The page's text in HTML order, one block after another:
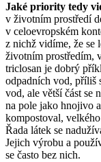
Jaké priority tedy
v životním prostředí
v celoevropském
z nichž vidíme, že se
životním prostředím,
triclosan je dobrý
odpadních vod, příliš
vod, ale větší část se
na pole jako hnojivo
kompostoval,
Řada látek se
Jejich výrobu a
se často bez nich.